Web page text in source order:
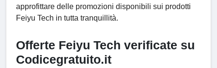
approfittare delle promozioni disponibili sui prodotti
Feiyu Tech in tutta tranquillità.
Offerte Feiyu Tech verificate su
Codicegratuito.it